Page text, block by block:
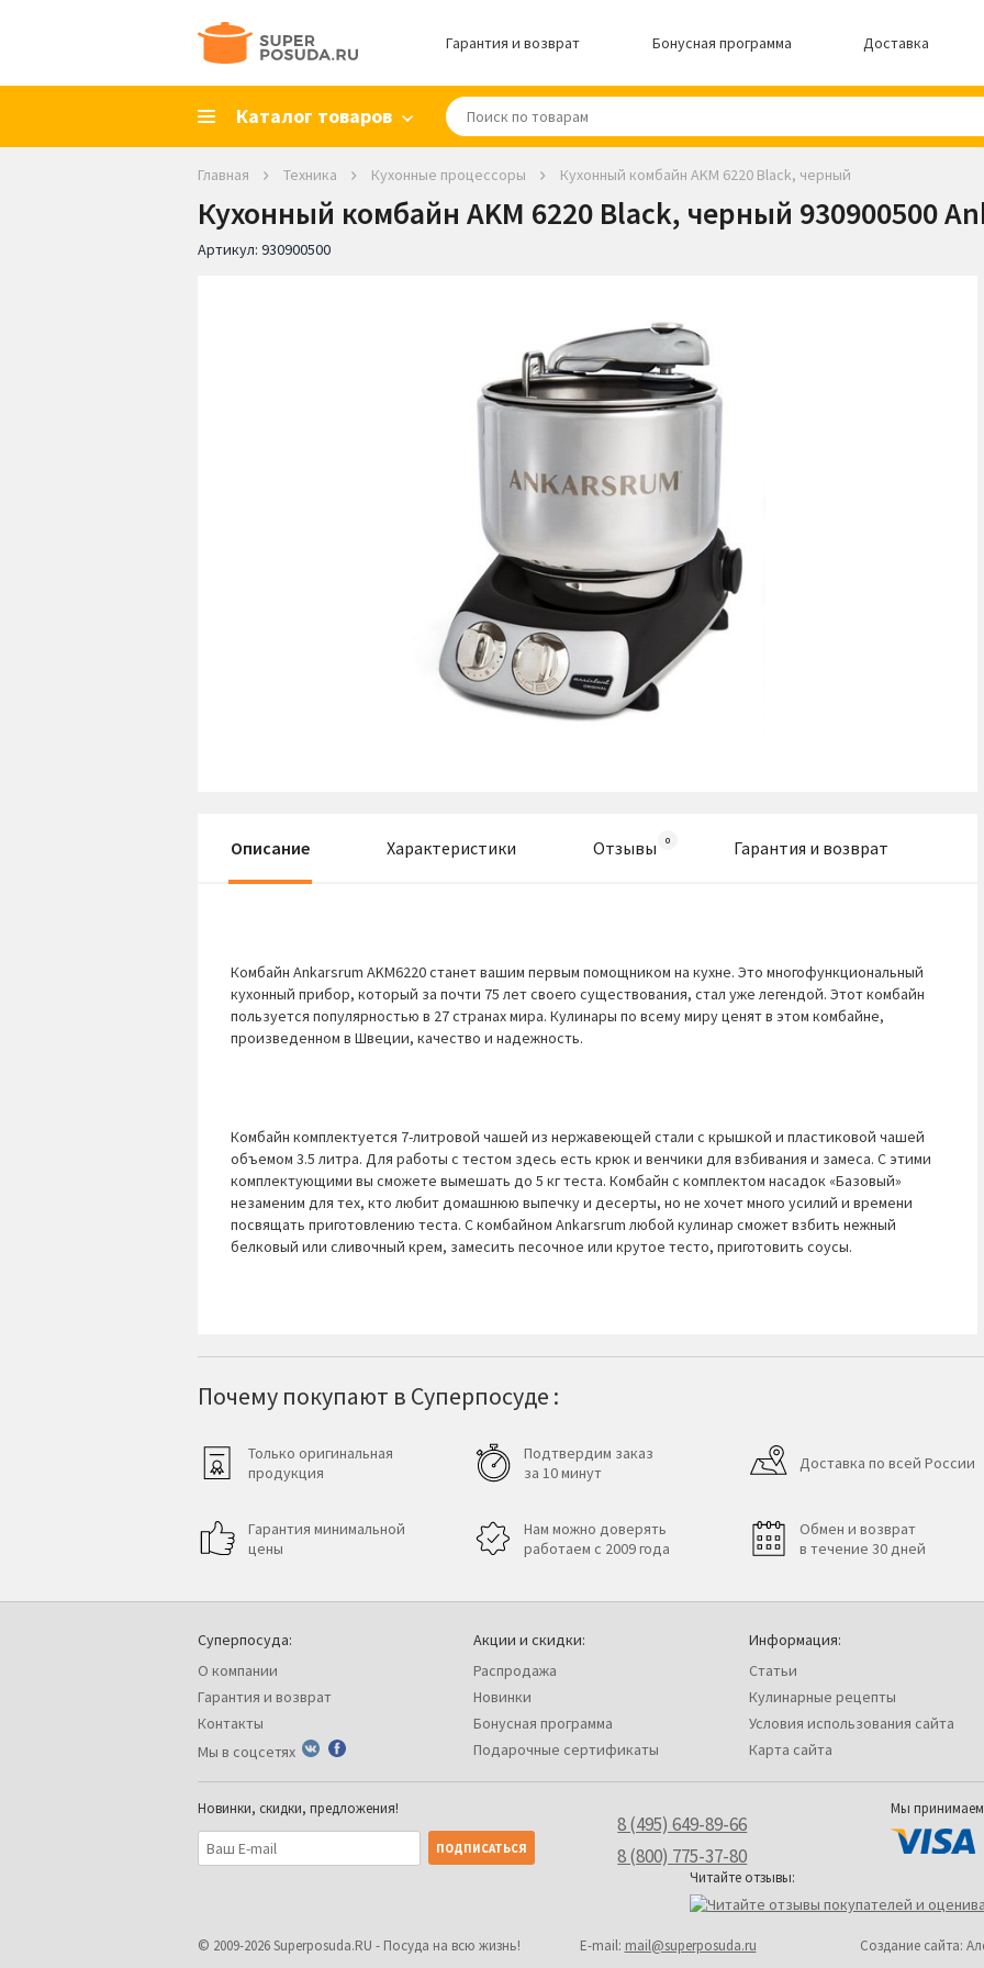
Гарантия и возврат Бонусная программа Доставка
Каталог товаров
Главная Техника Кухонные процессоры Кухонный комбайн AKM 6220 Black, черный
Кухонный комбайн AKM 6220 Black, черный 930900500
Артикул: 930900500
Описание Характеристики Отзывы Гарантия и возврат
Комбайн Ankarsrum AKM6220 станет вашим первым помощником на кухне. Это многофункциональный
кухонный прибор, который за почти 75 лет своего существования, стал уже легендой. Этот комбайн
пользуется популярностью в 27 странах мира. Кулинары по всему миру ценят в этом комбайне,
произведенном в Швеции, качество и надежность.
Комбайн комплектуется 7-литровой чашей из нержавеющей стали с крышкой и пластиковой чашей
объемом 3.5 литра. Для работы с тестом здесь есть крюк и венчики для взбивания и замеса. С этими
комплектующими вы сможете вымешать до 5 кг теста. Комбайн с комплектом насадок «Базовый»
незаменим для тех, кто любит домашнюю выпечку и десерты, но не хочет много усилий и времени
посвящать приготовлению теста. С комбайном Ankarsrum любой кулинар сможет взбить нежный
белковый или сливочный крем, замесить песочное или крутое тесто, приготовить соусы.
Почему покупают в Суперпосуде :
Только оригинальная
продукция
Гарантия минимальной
цены
Подтвердим заказ
за 10 минут
Нам можно доверять
работаем с 2009 года
Доставка по всей России
Обмен и возврат
в течение 30 дней
Суперпосуда:
О компании
Гарантия и возврат
Контакты
Мы в соцсетях
Акции и скидки:
Распродажа
Новинки
Бонусная программа
Подарочные сертификаты
Информация:
Статьи
Кулинарные рецепты
Условия использования сайта
Карта сайта
Новинки, скидки, предложения!
8 (495) 649-89-66
8 (800) 775-37-80
Мы
Читайте отзывы:
© 2009-2026Superposuda.RU - Посуда на всю жизнь! Е-mail: mail@superposuda.ru Создание сайта: